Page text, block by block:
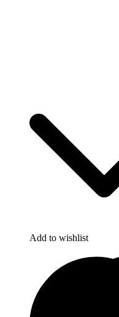
Add to wishlist